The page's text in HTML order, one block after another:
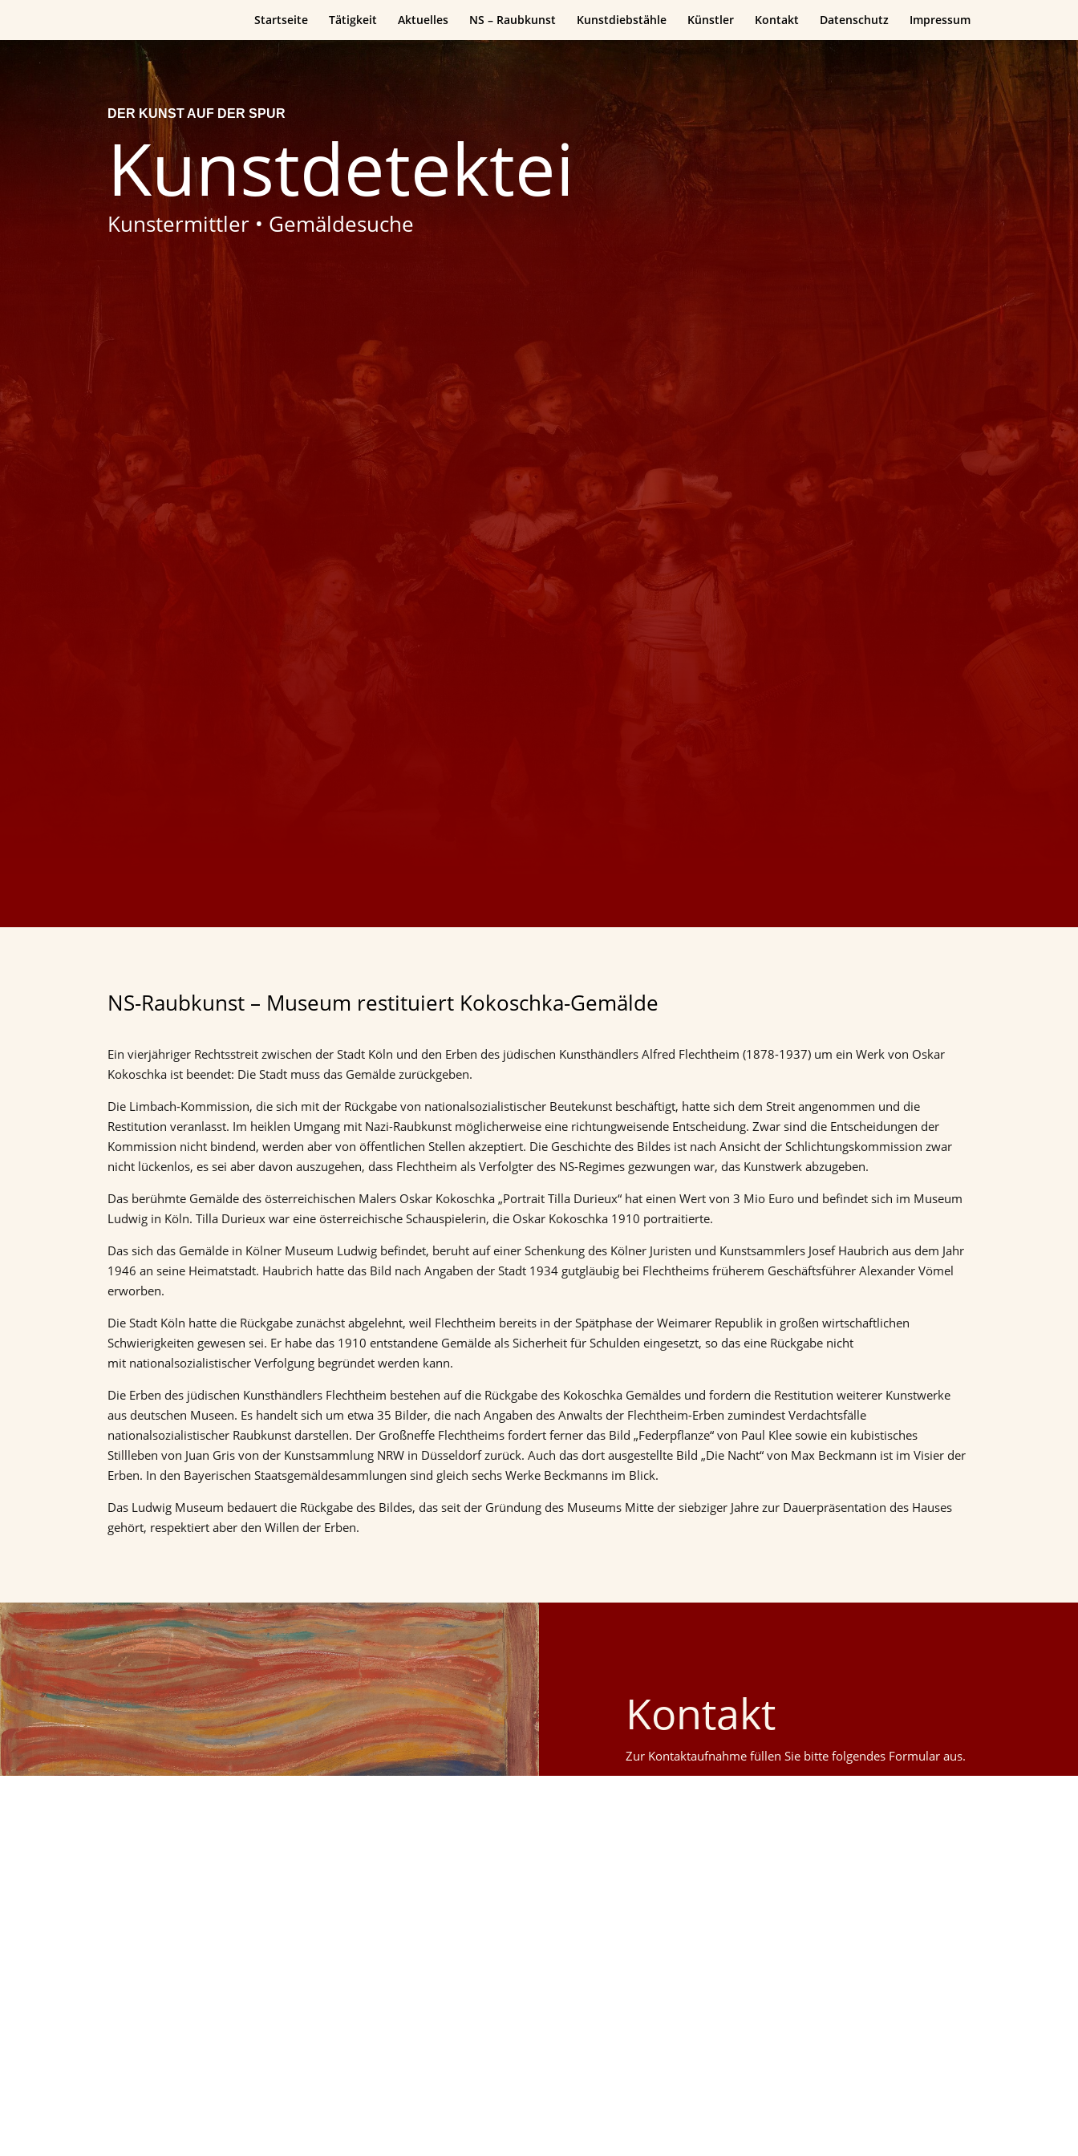
Startseite Tätigkeit Aktuelles NS – Raubkunst Kunstdiebstähle Künstler Kontakt Datenschutz Impressum
DER KUNST AUF DER SPUR
Kunstdetektei
Kunstermittler • Gemäldesuche
NS-Raubkunst – Museum restituiert Kokoschka-Gemälde
Ein vierjähriger Rechtsstreit zwischen der Stadt Köln und den Erben des jüdischen Kunsthändlers Alfred Flechtheim (1878-1937) um ein Werk von Oskar
Kokoschka ist beendet: Die Stadt muss das Gemälde zurückgeben.
Die Limbach-Kommission, die sich mit der Rückgabe von nationalsozialistischer Beutekunst beschäftigt, hatte sich dem Streit angenommen und die
Restitution veranlasst. Im heiklen Umgang mit Nazi-Raubkunst möglicherweise eine richtungweisende Entscheidung. Zwar sind die Entscheidungen der
Kommission nicht bindend, werden aber von öffentlichen Stellen akzeptiert. Die Geschichte des Bildes ist nach Ansicht der Schlichtungskommission zwar
nicht lückenlos, es sei aber davon auszugehen, dass Flechtheim als Verfolgter des NS-Regimes gezwungen war, das Kunstwerk abzugeben.
Das berühmte Gemälde des österreichischen Malers Oskar Kokoschka „Portrait Tilla Durieux“ hat einen Wert von 3 Mio Euro und befindet sich im Museum
Ludwig in Köln. Tilla Durieux war eine österreichische Schauspielerin, die Oskar Kokoschka 1910 portraitierte.
Das sich das Gemälde in Kölner Museum Ludwig befindet, beruht auf einer Schenkung des Kölner Juristen und Kunstsammlers Josef Haubrich aus dem Jahr
1946 an seine Heimatstadt. Haubrich hatte das Bild nach Angaben der Stadt 1934 gutgläubig bei Flechtheims früherem Geschäftsführer Alexander Vömel
erworben.
Die Stadt Köln hatte die Rückgabe zunächst abgelehnt, weil Flechtheim bereits in der Spätphase der Weimarer Republik in großen wirtschaftlichen
Schwierigkeiten gewesen sei. Er habe das 1910 entstandene Gemälde als Sicherheit für Schulden eingesetzt, so das eine Rückgabe nicht
mit nationalsozialistischer Verfolgung begründet werden kann.
Die Erben des jüdischen Kunsthändlers Flechtheim bestehen auf die Rückgabe des Kokoschka Gemäldes und fordern die Restitution weiterer Kunstwerke
aus deutschen Museen. Es handelt sich um etwa 35 Bilder, die nach Angaben des Anwalts der Flechtheim-Erben zumindest Verdachtsfälle
nationalsozialistischer Raubkunst darstellen. Der Großneffe Flechtheims fordert ferner das Bild „Federpflanze“ von Paul Klee sowie ein kubistisches
Stillleben von Juan Gris von der Kunstsammlung NRW in Düsseldorf zurück. Auch das dort ausgestellte Bild „Die Nacht“ von Max Beckmann ist im Visier der
Erben. In den Bayerischen Staatsgemäldesammlungen sind gleich sechs Werke Beckmanns im Blick.
Das Ludwig Museum bedauert die Rückgabe des Bildes, das seit der Gründung des Museums Mitte der siebziger Jahre zur Dauerpräsentation des Hauses
gehört, respektiert aber den Willen der Erben.
Kontakt
Zur Kontaktaufnahme füllen Sie bitte folgendes Formular aus.